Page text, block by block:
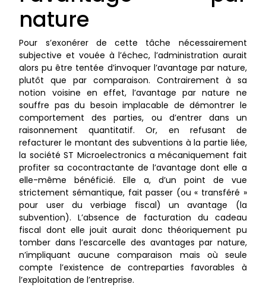
nature
Pour s’exonérer de cette tâche nécessairement
subjective et vouée à l’échec, l’administration aurait
alors pu être tentée d’invoquer l’avantage par nature,
plutôt que par comparaison. Contrairement à sa
notion voisine en effet, l’avantage par nature ne
souffre pas du besoin implacable de démontrer le
comportement des parties, ou d’entrer dans un
raisonnement quantitatif. Or, en refusant de
refacturer le montant des subventions à la partie liée,
la société ST Microelectronics a mécaniquement fait
profiter sa cocontractante de l’avantage dont elle a
elle-même bénéficié. Elle a, d’un point de vue
strictement sémantique, fait passer (ou « transféré »
pour user du verbiage fiscal) un avantage (la
subvention). L’absence de facturation du cadeau
fiscal dont elle jouit aurait donc théoriquement pu
tomber dans l’escarcelle des avantages par nature,
n’impliquant aucune comparaison mais où seule
compte l’existence de contreparties favorables à
l’exploitation de l’entreprise.